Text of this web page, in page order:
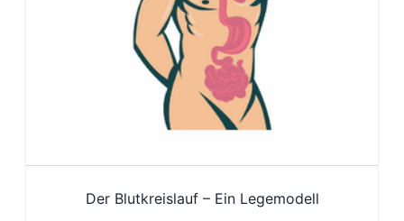
Der Blutkreislauf – Ein Legemodell